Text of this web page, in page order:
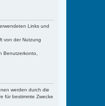
Links und
von der Nutzung
Benutzerkonto,
werden durch die
für bestimmte Zwecke